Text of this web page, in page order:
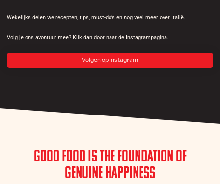
Wekelijks delen we recepten, tips, must-do’s en nog veel meer over Italië.
Volg je ons avontuur mee? Klik dan door naar de Instagrampagina.
Volgen op Instagram
Good Food is the Foundation of
Genuine Happiness